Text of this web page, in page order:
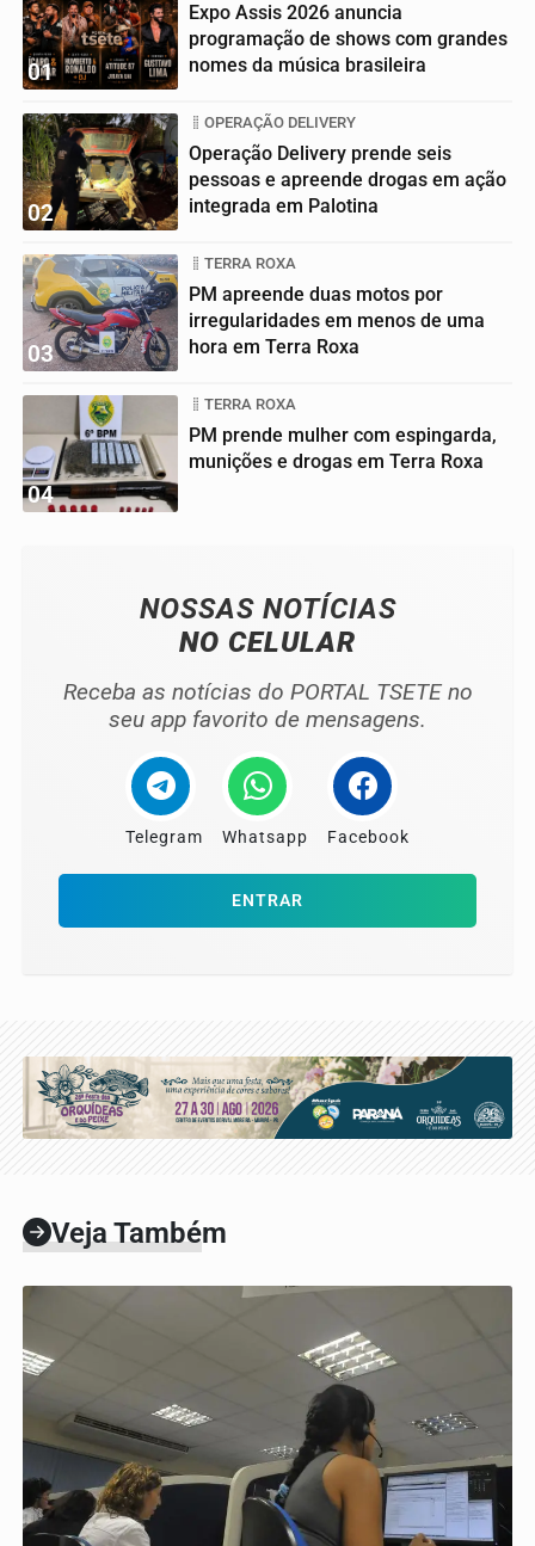
01
Expo Assis 2026 anuncia
programação de shows com grandes
nomes da música brasileira
02
OPERAÇÃO DELIVERY
Operação Delivery prende seis
pessoas e apreende drogas em ação
integrada em Palotina
03
TERRA ROXA
PM apreende duas motos por
irregularidades em menos de uma
hora em Terra Roxa
04
TERRA ROXA
PM prende mulher com espingarda,
munições e drogas em Terra Roxa
NOSSAS NOTÍCIAS
NO CELULAR
Receba as notícias do PORTAL TSETE no
seu app favorito de mensagens.
Telegram Whatsapp Facebook
ENTRAR
Veja Também